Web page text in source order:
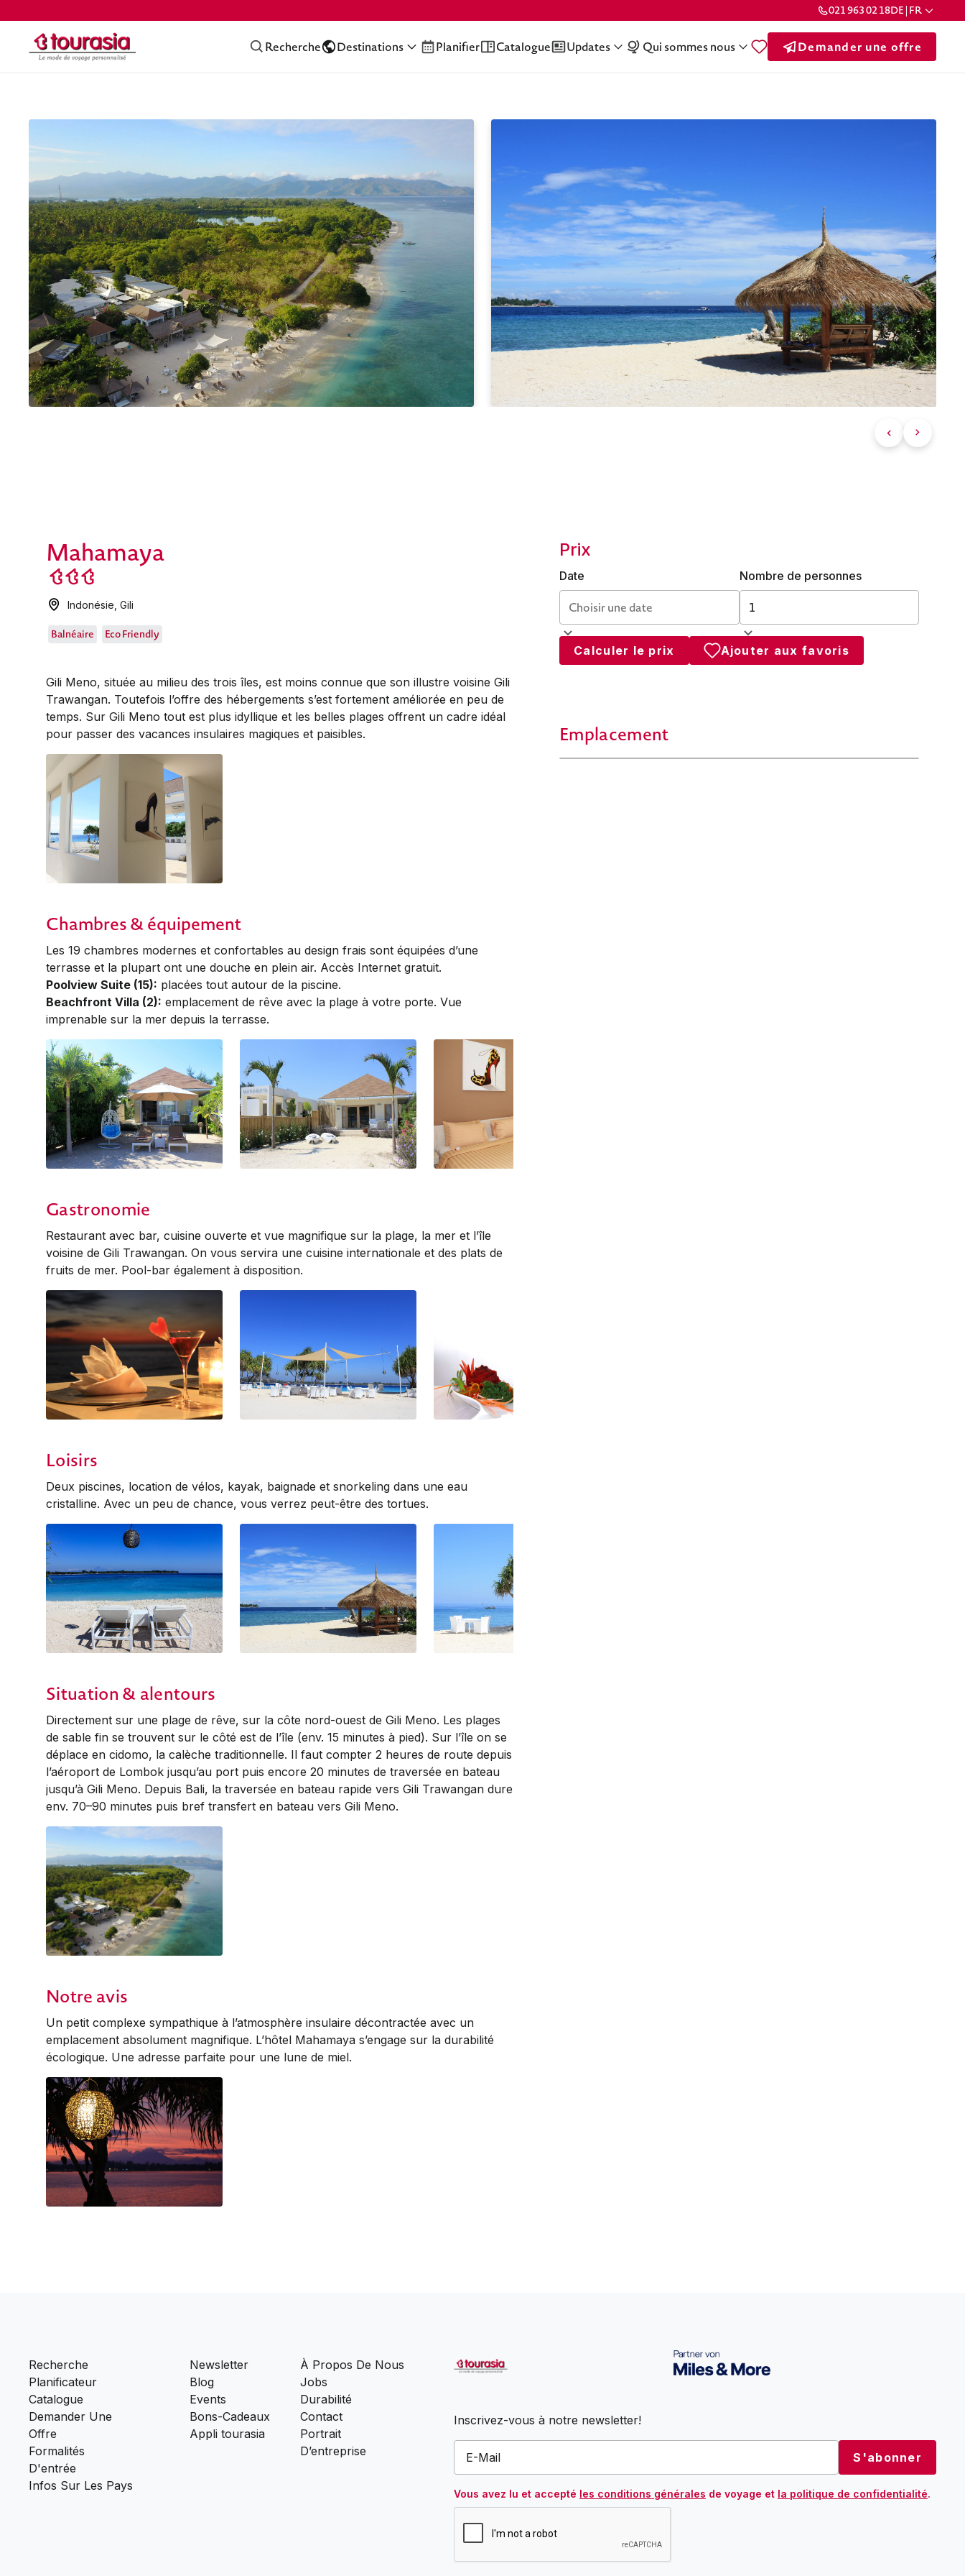
021 963 02 18DE | FR
Recherche Destinations Planifier Catalogue Updates Qui sommes nous Demander une offre
Mahamaya
Indonésie ,Gili
Balnéaire Eco Friendly
Gili Meno, située au milieu des trois îles, est moins connue que son illustre voisine Gili
Trawangan. Toutefois l’offre des hébergements s’est fortement améliorée en peu de
temps. Sur Gili Meno tout est plus idyllique et les belles plages offrent un cadre idéal
pour passer des vacances insulaires magiques et paisibles.
Chambres & équipement
Les 19 chambres modernes et confortables au design frais sont équipées d’une
terrasse et la plupart ont une douche en plein air. Accès Internet gratuit.
Poolview Suite (15): placées tout autour de la piscine.
Beachfront Villa (2): emplacement de rêve avec la plage à votre porte. Vue
imprenable sur la mer depuis la terrasse.
Gastronomie
Restaurant avec bar, cuisine ouverte et vue magnifique sur la plage, la mer et l’île
voisine de Gili Trawangan. On vous servira une cuisine internationale et des plats de
fruits de mer. Pool-bar également à disposition.
Loisirs
Deux piscines, location de vélos, kayak, baignade et snorkeling dans une eau
cristalline. Avec un peu de chance, vous verrez peut-être des tortues.
Situation & alentours
Directement sur une plage de rêve, sur la côte nord-ouest de Gili Meno. Les plages
de sable fin se trouvent sur le côté est de l’île (env. 15 minutes à pied). Sur l’île on se
déplace en cidomo, la calèche traditionnelle. Il faut compter 2 heures de route depuis
l’aéroport de Lombok jusqu’au port puis encore 20 minutes de traversée en bateau
jusqu’à Gili Meno. Depuis Bali, la traversée en bateau rapide vers Gili Trawangan dure
env. 70–90 minutes puis bref transfert en bateau vers Gili Meno.
Notre avis
Un petit complexe sympathique à l’atmosphère insulaire décontractée avec un
emplacement absolument magnifique. L’hôtel Mahamaya s’engage sur la durabilité
écologique. Une adresse parfaite pour une lune de miel.
Prix
Date Nombre de personnes
Calculer le prix Ajouter aux favoris
Emplacement
Recherche
Planificateur
Catalogue
Demander Une
Offre
Formalités
D'entrée
Infos Sur Les Pays
Newsletter
Blog
Events
Bons-Cadeaux
Appli tourasia
À Propos De Nous
Jobs
Durabilité
Contact
Portrait
D’entreprise
Inscrivez-vous à notre newsletter!
Vous avez lu et accepté les conditions générales de voyage et la politique de confidentialité.